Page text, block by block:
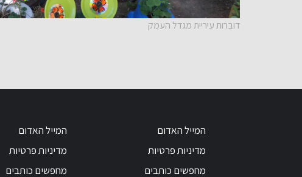
דוברות עיריית מגדל העמק
המייל האדום
מדיניות פרטיות
מחפשים כותבים
המייל האדום
מדיניות פרטיות
מחפשים כותבים